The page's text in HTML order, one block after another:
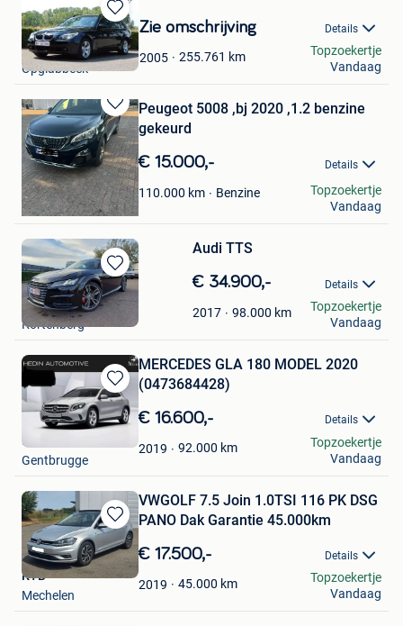
Bewaren
in
Mijn
Favorieten
Zie omschrijving Details
2005 255.761 km
Next-auctions
Opglabbeek
Topzoekertje
Vandaag
Bewaren
in
Mijn
Favorieten
Peugeot 5008 ,bj 2020 ,1.2 benzine
gekeurd
€ 15.000,- Details
110.000 km Benzine
kabakakpinar
Bornem
Topzoekertje
Vandaag
Bewaren
in
Mijn
Favorieten
Audi TTS
€ 34.900,- Details
2017 98.000 km
Nicolas
Kortenberg
Topzoekertje
Vandaag
Bewaren
in
Mijn
Favorieten
MERCEDES GLA 180 MODEL 2020
(0473684428)
€ 16.600,- Details
2019 92.000 km
B.P.
Gentbrugge
Topzoekertje
Vandaag
Bewaren
in
Mijn
Favorieten
VWGOLF 7.5 Join 1.0TSI 116 PK DSG
PANO Dak Garantie 45.000km
€ 17.500,- Details
2019 45.000 km
KTB
Mechelen
Topzoekertje
Vandaag